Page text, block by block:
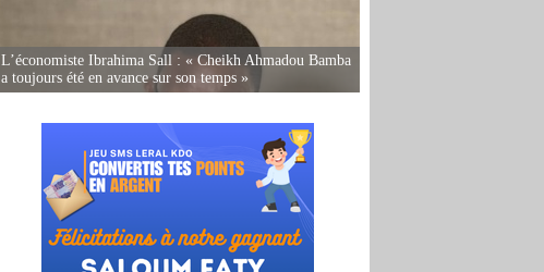
L’économiste Ibrahima Sall : « Cheikh Ahmadou Bamba
a toujours été en avance sur son temps »